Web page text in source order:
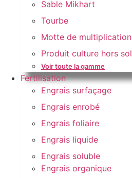
Sable Mikhart
Tourbe
Motte de multiplication
Produit culture hors sol
Voir toute la gamme
Fertilisation
Engrais surfaçage
Engrais enrobé
Engrais foliaire
Engrais liquide
Engrais soluble
Engrais organique